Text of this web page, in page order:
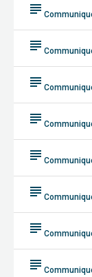
subject
subject
subject
subject
subject
subject
subject
subject